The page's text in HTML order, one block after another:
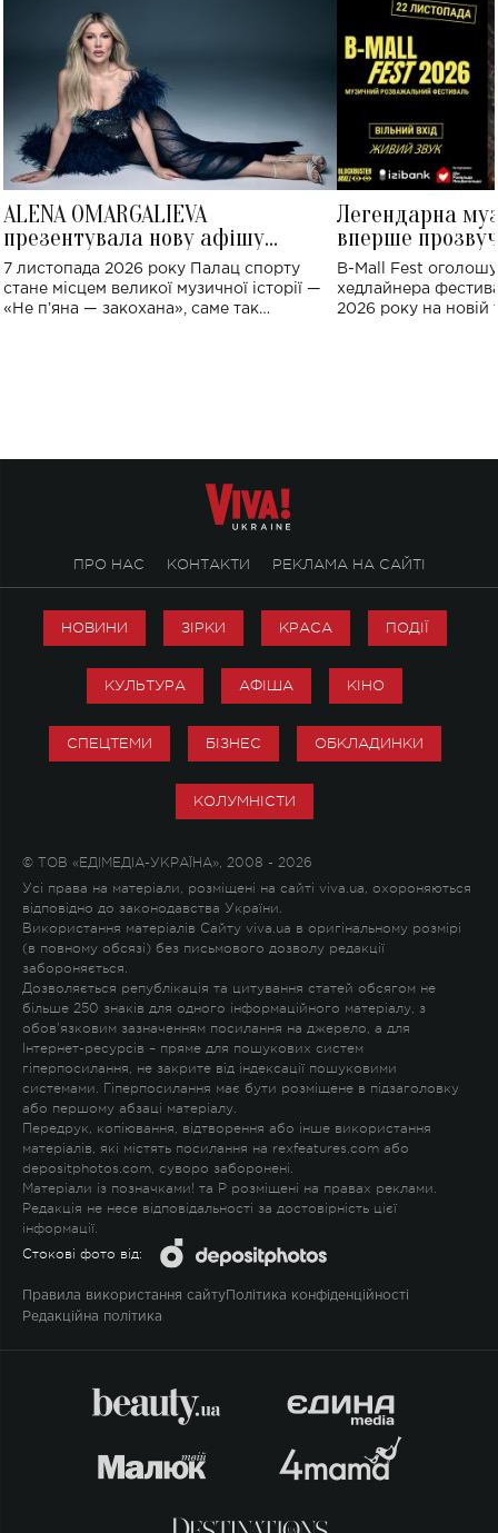
ALENA OMARGALIEVA
презентувала нову афішу
великого концерту в Палаці
спорту
7 листопада 2026 року Палац спорту
стане місцем великої музичної історії —
«Не пʼяна — закохана», саме так
Легендарна
вперше
Україні: де
B-Mall Fest
хедлайнера
2026 року на новій
ПРО НАС КОНТАКТИ РЕКЛАМА НА САЙТІ
НОВИНИ ЗІРКИ КРАСА ПОДІЇ
КУЛЬТУРА АФІША КІНО
СПЕЦТЕМИ БІЗНЕС ОБКЛАДИНКИ
КОЛУМНІСТИ
© ТОВ «ЕДІМЕДІА-УКРАЇНА», 2008 - 2026
Усі права на матеріали, розміщені на сайті viva.ua, охороняються
відповідно до законодавства України.
Використання матеріалів Сайту viva.ua в оригінальному розмірі
(в повному обсязі) без письмового дозволу редакції
забороняється.
Дозволяється републікація та цитування статей обсягом не
більше 250 знаків для одного інформаційного матеріалу, з
обов'язковим зазначенням посилання на джерело, а для
Інтернет-ресурсів – пряме для пошукових систем
гіперпосилання, не закрите від індексації пошуковими
системами. Гіперпосилання має бути розміщене в підзаголовку
або першому абзаці матеріалу.
Передрук, копіювання, відтворення або інше використання
матеріалів, які містять посилання на rexfeatures.com або
depositphotos.com, суворо заборонені.
Матеріали із позначками! та P розміщені на правах реклами.
Редакція не несе відповідальності за достовірність цієї
інформації.
Стокові фото від:
Правила використання сайту Політика конфіденційності
Редакційна політика